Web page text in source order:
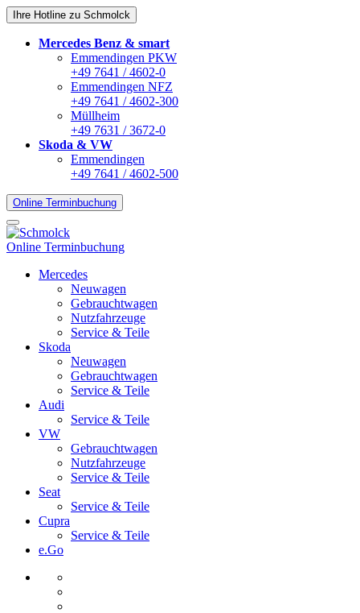
Ihre Hotline zu Schmolck
Mercedes Benz & smart
Emmendingen PKW
+49 7641 / 4602-0
Emmendingen NFZ
+49 7641 / 4602-300
Müllheim
+49 7631 / 3672-0
Skoda & VW
Emmendingen
+49 7641 / 4602-500
Online Terminbuchung
Online Terminbuchung
Mercedes
Neuwagen
Gebrauchtwagen
Nutzfahrzeuge
Service & Teile
Skoda
Neuwagen
Gebrauchtwagen
Service & Teile
Audi
Service & Teile
VW
Gebrauchtwagen
Nutzfahrzeuge
Service & Teile
Seat
Service & Teile
Cupra
Service & Teile
e.Go